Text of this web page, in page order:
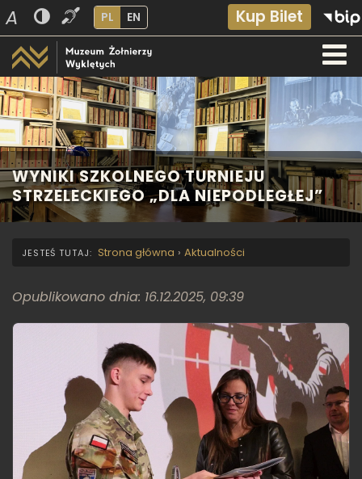
A PL EN Kup Bilet
WYNIKI SZKOLNEGO TURNIEJU
STRZELECKIEGO „DLA NIEPODLEGŁEJ”
Strona główna › Aktualności
Opublikowano dnia: 16.12.2025, 09:39